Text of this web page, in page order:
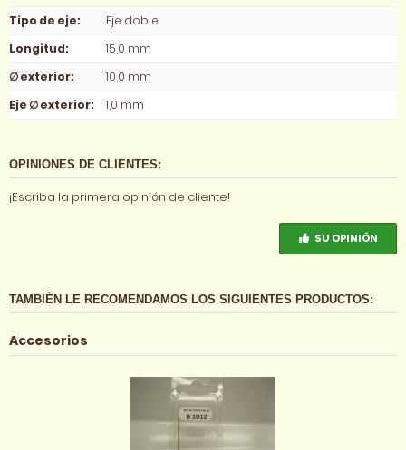
Tipo de eje:
Eje doble
Longitud:
15,0 mm
∅ exterior:
10,0 mm
Eje ∅ exterior: 1,0 mm
OPINIONES DE CLIENTES:
¡Escriba la primera opinión de cliente!
SU OPINIÓN
TAMBIÉN LE RECOMENDAMOS LOS SIGUIENTES PRODUCTOS:
Accesorios